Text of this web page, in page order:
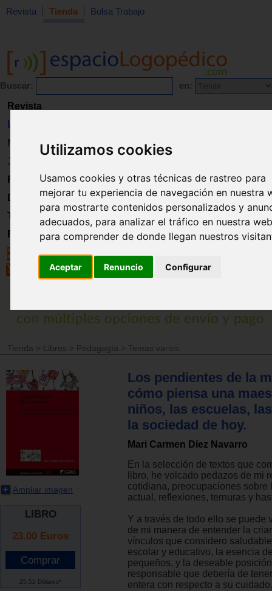
Utilizamos cookies
Usamos cookies y otras técnicas de rastreo para
mejorar tu experiencia de navegación en nuestra
para mostrarte contenidos personalizados y
adecuados, para analizar el tráfico en nuestra
para comprender de donde llegan nuestros
Aceptar Renuncio Configurar
Revista Tienda Bolsa Trabajo
Buscar: en:
Revista
Libros
Material
Juguetes
Formación
Directorio
Trabajo
Registro
Tienda > Libros > Pedagogía > Temas varios
Ampliar imagen
LIBRO
23.00 Euros
25.52 Dólares*
Los pendientes de la
cómo piensa una
niños, las escuelas,
la sociedad de hoy.
Mari Carmen Díez Navarro
En la selección de textos que
libro, he volcado pedazos de mi
cotidiana, preocupaciones sobre
actual, reflexiones, ternuras y
Y a través de todo ello se puede
de mi manera de entender la
vínculos que considero
escolar y educativo, la esencia
pequeños, y la deseable
responsable que debería de
entera con respecto a su cuidado.